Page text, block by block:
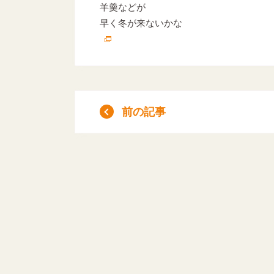
羊羹などが
早く冬が来ないかな
前の記事